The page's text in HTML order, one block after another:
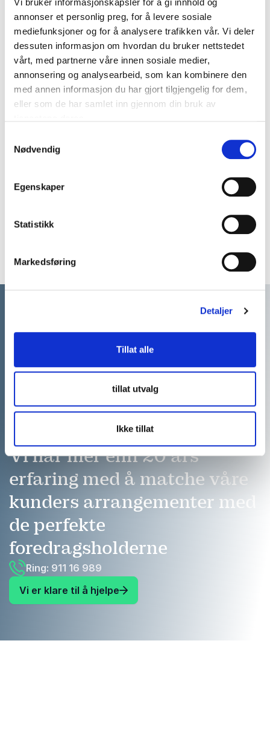
Vi bruker informasjonskapsler for å gi innhold og
annonser et personlig preg, for å levere sosiale
mediefunksjoner og for å analysere trafikken vår. Vi deler
dessuten informasjon om hvordan du bruker nettstedet
vårt, med partnerne våre innen sosiale medier,
annonsering og analysearbeid, som kan kombinere den
med annen informasjon du har gjort tilgjengelig for dem,
eller som de har samlet inn gjennom din bruk av
Nødvendig
Egenskaper
Statistikk
Markedsføring
Detaljer
Tillat alle
tillat utvalg
Ikke tillat
Naeem Zahid
Naeem Zahid kombinerer
ekspertise i medisin og
ledelse for å levere
innsiktsfulle og
engasjerende foredrag. Få
innsikt i hvordan teknologi
og AI kan revolusjonere
Nina Brochmann
Som lege og medforfatter
av suksessromanen "Gleden
med skjeden" brenner hun
for å spre kunnskap om
seksuell helse.
Hjernespesialist som snakker
liv ved å ta vare på hjernen.
Kamerakuren og Pulskuren.
Vi har mer enn 20 års
erfaring med å matche våre
kunders arrangementer med
de perfekte
foredragsholderne
Ring: 911 16 989
Vi er klare til å hjelpe